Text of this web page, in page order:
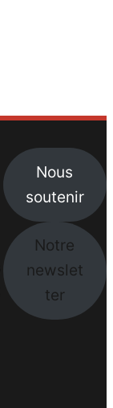
Nous
soutenir
Notre
newslet
ter